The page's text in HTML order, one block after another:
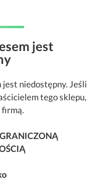
jest
niedostępny. Jeśli
tego sklepu,
firmą.